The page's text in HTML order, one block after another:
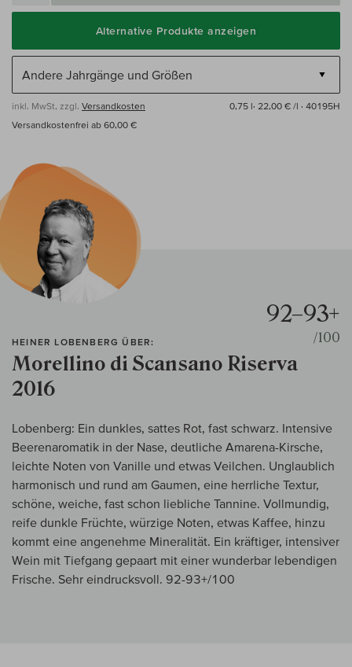
Alternative Produkte anzeigen
inkl. MwSt, zzgl. Versandkosten 0,75 l· 22,00 € /l · 40195H
Versandkostenfrei ab 60,00 €
HEINER LOBENBERG ÜBER:
Morellino di Scansano Riserva
2016
92–93+
/100
Lobenberg: Ein dunkles, sattes Rot, fast schwarz. Intensive
Beerenaromatik in der Nase, deutliche Amarena-Kirsche,
leichte Noten von Vanille und etwas Veilchen. Unglaublich
harmonisch und rund am Gaumen, eine herrliche Textur,
schöne, weiche, fast schon liebliche Tannine. Vollmundig,
reife dunkle Früchte, würzige Noten, etwas Kaffee, hinzu
kommt eine angenehme Mineralität. Ein kräftiger, intensiver
Wein mit Tiefgang gepaart mit einer wunderbar lebendigen
Frische. Sehr eindrucksvoll. 92-93+/100